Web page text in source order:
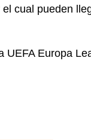
cual pueden
UEFA Europa